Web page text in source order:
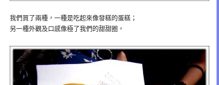
我們買了兩種，一種是吃起來像發糕的蛋糕；
另一種外觀及口感像極了我們的甜甜圈，